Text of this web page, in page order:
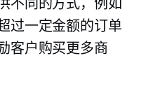
不同的方式，例如
过一定金额的订单
客户购买更多商